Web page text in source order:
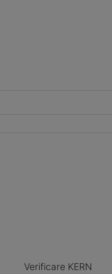
Verificare KERN